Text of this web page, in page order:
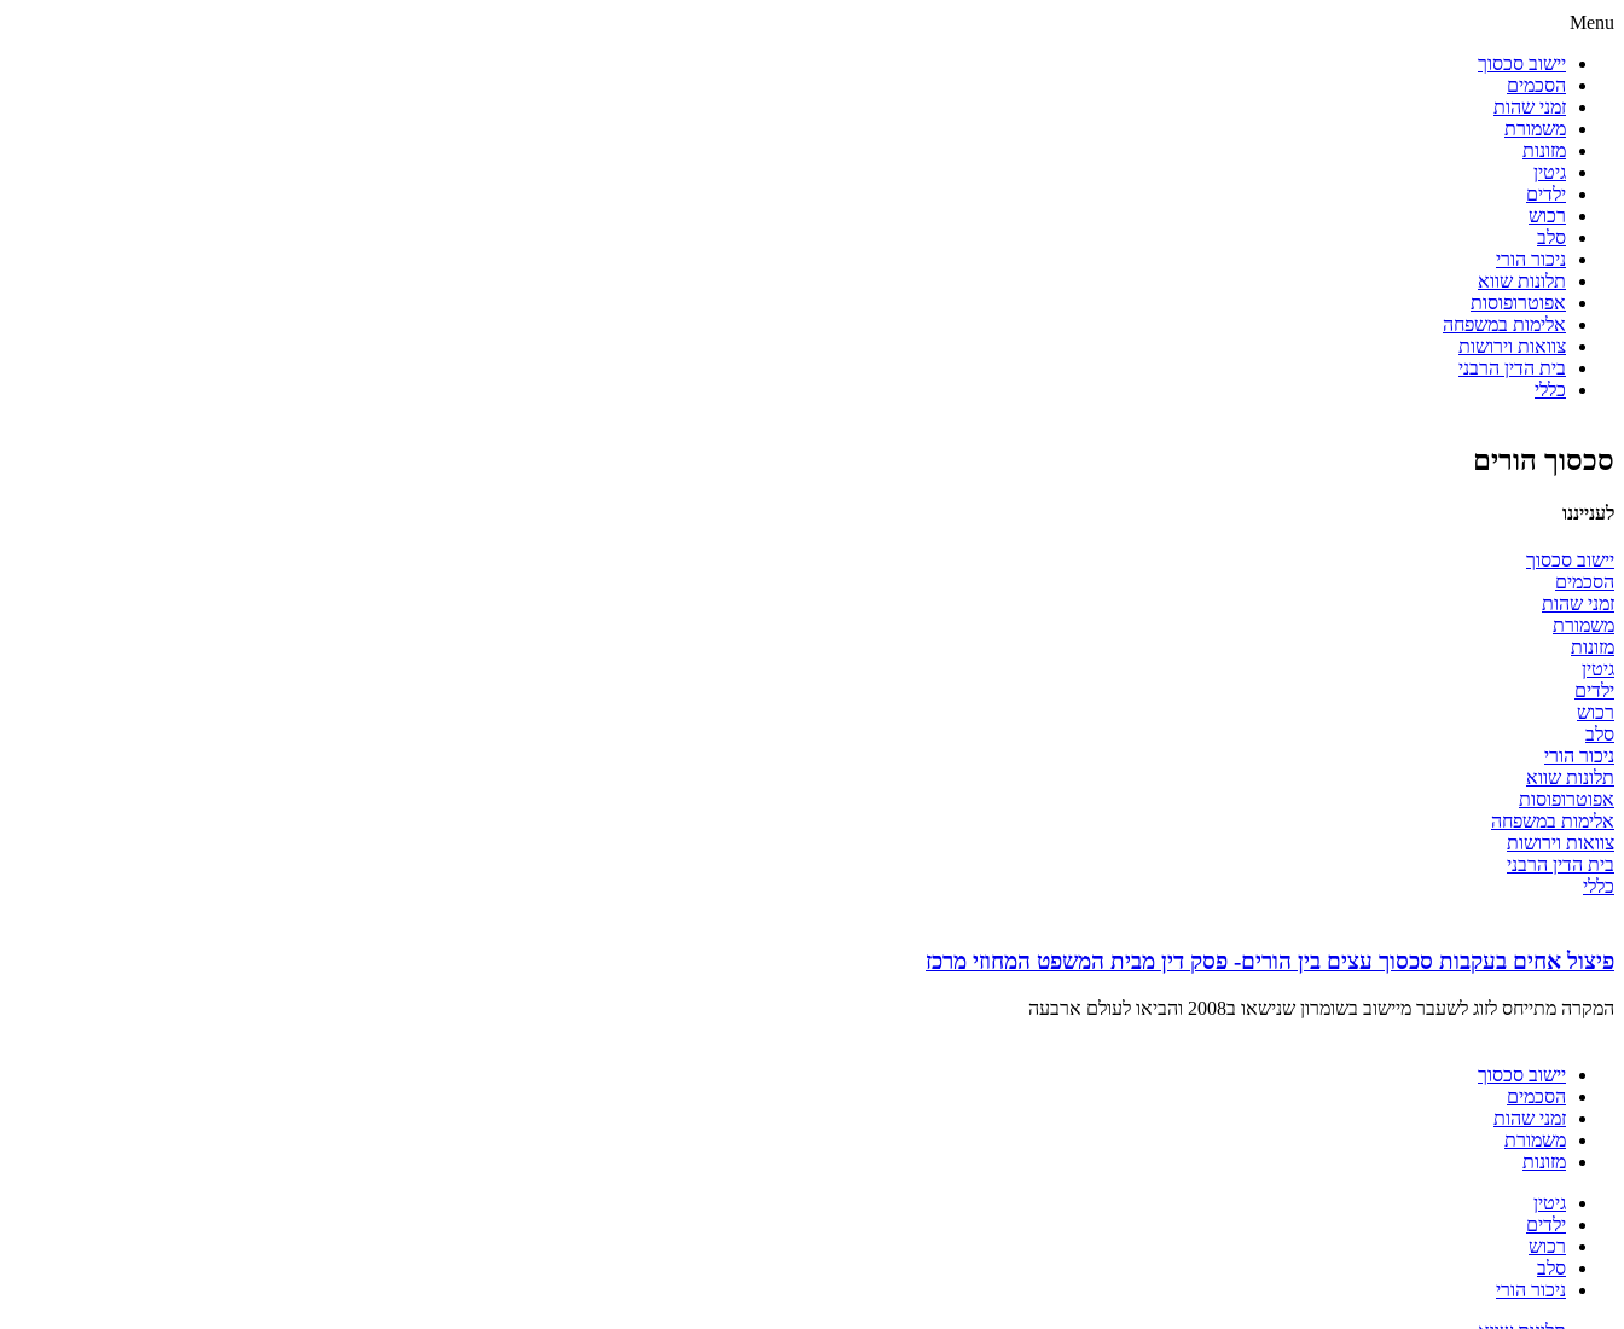
Menu
יישוב סכסוך
הסכמים
זמני שהות
משמורת
מזונות
גיטין
ילדים
רכוש
סלב
ניכור הורי
תלונות שווא
אפוטרופוסות
אלימות במשפחה
צוואות וירושות
בית הדין הרבני
כללי
סכסוך הורים
לענייננו
יישוב סכסוך
הסכמים
זמני שהות
משמורת
מזונות
גיטין
ילדים
רכוש
סלב
ניכור הורי
תלונות שווא
אפוטרופוסות
אלימות במשפחה
צוואות וירושות
בית הדין הרבני
כללי
פיצול אחים בעקבות סכסוך עצים בין הורים- פסק דין מבית המשפט המחוזי מרכז
המקרה מתייחס לזוג לשעבר מיישוב בשומרון שנישאו ב2008 והביאו לעולם ארבעה
יישוב סכסוך
הסכמים
זמני שהות
משמורת
מזונות
גיטין
ילדים
רכוש
סלב
ניכור הורי